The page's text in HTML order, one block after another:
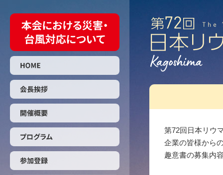
第72回⽇本リウ
企業の皆様から
趣意書の募集内